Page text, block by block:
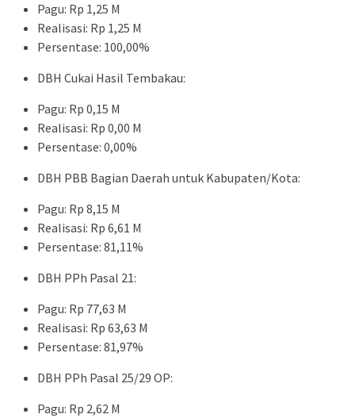
Pagu: Rp 1,25 M
Realisasi: Rp 1,25 M
Persentase: 100,00%
DBH Cukai Hasil Tembakau:
Pagu: Rp 0,15 M
Realisasi: Rp 0,00 M
Persentase: 0,00%
DBH PBB Bagian Daerah untuk Kabupaten/Kota:
Pagu: Rp 8,15 M
Realisasi: Rp 6,61 M
Persentase: 81,11%
DBH PPh Pasal 21:
Pagu: Rp 77,63 M
Realisasi: Rp 63,63 M
Persentase: 81,97%
DBH PPh Pasal 25/29 OP:
Pagu: Rp 2,62 M